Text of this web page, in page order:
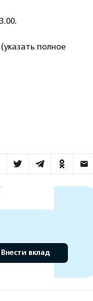
полное
Внести вклад